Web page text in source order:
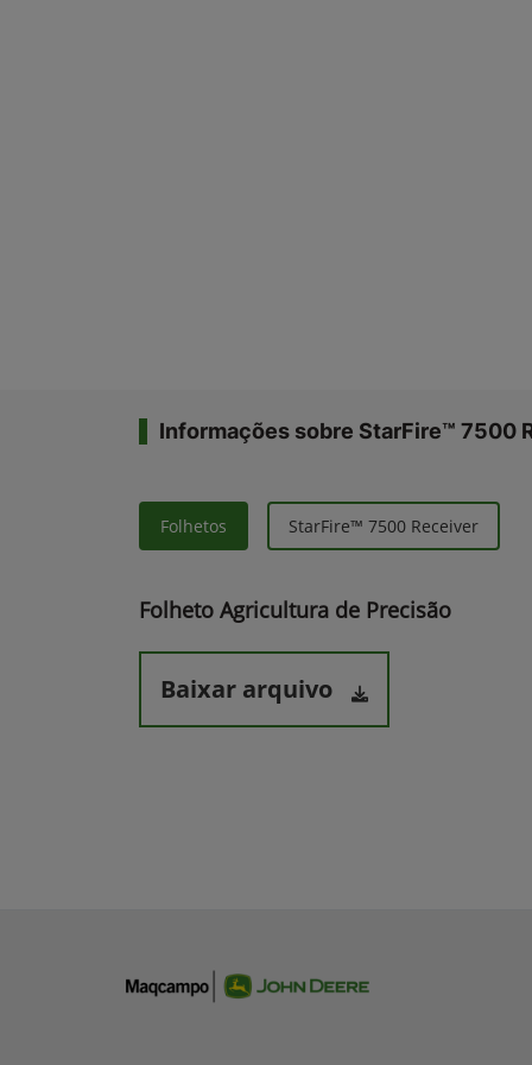
Informações sobre StarFire™ 7500
Folhetos StarFire™ 7500 Receiver
Folheto Agricultura de Precisão
Baixar arquivo